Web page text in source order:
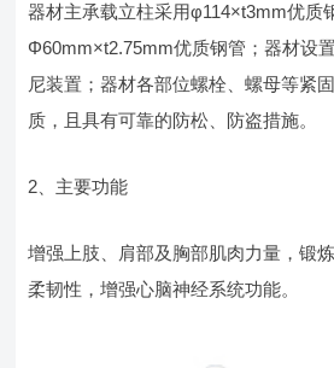
器材主承载立柱采用φ114×t3mm优质
Φ60mm×t2.75mm优质钢管；器材设
尼装置；器材各部位螺栓、螺母等紧
质，且具有可靠的防松、防盗措施。
2、主要功能
增强上肢、肩部及胸部肌肉力量，锻
柔韧性，增强心脑神经系统功能。